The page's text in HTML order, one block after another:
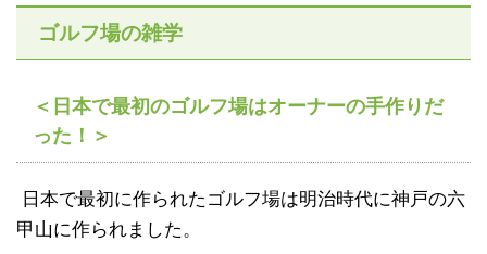
ゴルフ場の雑学
＜日本で最初のゴルフ場はオーナーの手作りだ
った！＞
日本で最初に作られたゴルフ場は明治時代に神戸の六
甲山に作られました。